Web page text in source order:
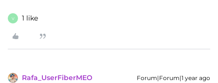
V 1 like
Rafa_UserFiberMEO Forum|Forum|1 year ago